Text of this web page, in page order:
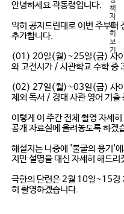
안녕하세요 곽동령입니다.
익히 공지드린대로 이번 주부
추가합니다.
(01) 20일(월)~25일(금) 사이
와 고전시가 / 사관학교 수학 중
(02) 27일(월)~03일(금) 사이
제외 독서 / 경대 사관 영어 기출
이렇게 이 주간 전체 촬영 자세
공개 자료실에 올려놓도록 하겠
해설지는 나중에 '불굴의 용기'
지만 설명을 대신 자세히 해드리
극한의 단련은 2월 10일~15경
히 촬영하겠습니다.